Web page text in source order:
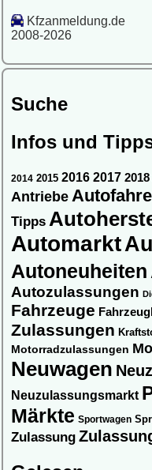
Kfzanmeldung.de
2008-2026
Suche
Infos und
2014 2015 2016 2017 2018
Antriebe
Tipps
Automarkt
Autoneuheiten
Autozulassungen
Fahrzeuge
Zulassungen
Motorradzulassungen
Neuwagen
Neuzulassungsmarkt
Märkte Sportwagen
Zulassung